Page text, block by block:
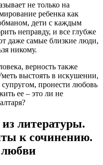
не только на
ребенка как
дети с каждым
неправду, и все глубже
даже самые близкие люди,
никому.
верность также
выстоять в искушении,
пронести любовь
ее – это ли не
литературы.
к сочинению.